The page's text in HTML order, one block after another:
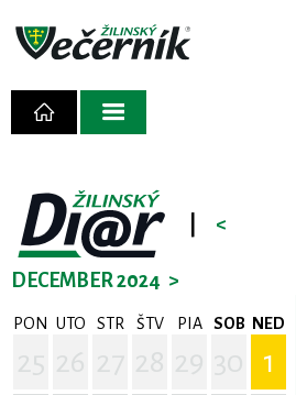
<
DECEMBER 2024 >
PON UTO STR ŠTV PIA SOB NED
1